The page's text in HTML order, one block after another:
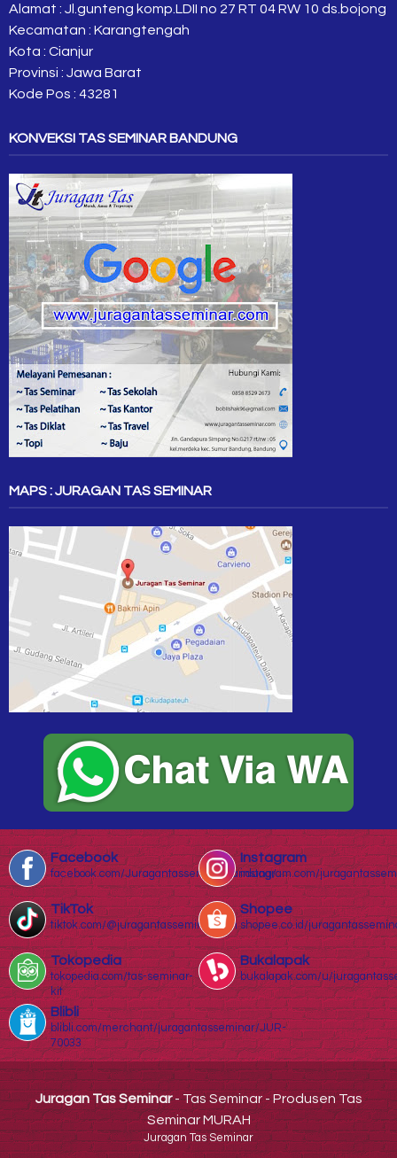
Alamat : Jl.gunteng komp.LDII no 27 RT 04 RW 10 ds.bojong
Kecamatan : Karangtengah
Kota : Cianjur
Provinsi : Jawa Barat
Kode Pos : 43281
KONVEKSI TAS SEMINAR BANDUNG
MAPS : JURAGAN TAS SEMINAR
Facebook
facebook.com/Juragantasseminarbandung/
Instagram
instagram.com/
TikTok
tiktok.com/@juragantasseminar.com
Shopee
shopee.co.id/
Tokopedia
tokopedia.com/tas-seminar-
kit
Bukalapak
bukalapak.com/u/
Blibli
blibli.com/merchant/juragantasseminar/JUR-
70033
Juragan Tas Seminar- Tas Seminar - Produsen Tas
Seminar MURAH
Juragan Tas Seminar